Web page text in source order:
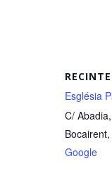
RECINTE
Església
C/
Bocairent,
Google